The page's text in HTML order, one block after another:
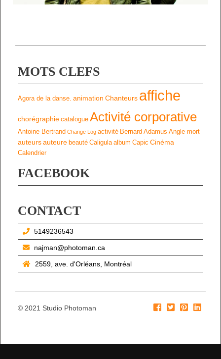
MOTS CLEFS
Agora de la danse. animation Chanteurs affiche
chorégraphie catalogue Activité corporative
Antoine Bertrand Change Log activité Bernard Adamus Angle mort
auteursauteure beauté Caligula album Capic Cinéma
Calendrier
FACEBOOK
CONTACT
5149236543
najman@photoman.ca
2559, ave. d'Orléans, Montréal
© 2021 Studio Photoman